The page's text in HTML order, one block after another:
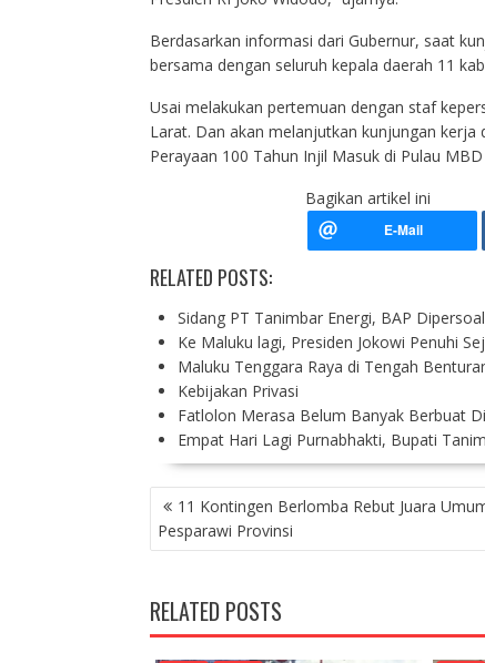
Berdasarkan informasi dari Gubernur, saat
bersama dengan seluruh kepala daerah 11
Usai melakukan pertemuan dengan staf
Larat. Dan akan melanjutkan kunjungan
Perayaan 100 Tahun Injil Masuk di Pulau
Bagikan artikel ini
RELATED POSTS:
Sidang PT Tanimbar Energi, BAP
Ke Maluku lagi, Presiden Jokowi Penuhi
Maluku Tenggara Raya di Tengah
Kebijakan Privasi
Fatlolon Merasa Belum Banyak Berbuat
Empat Hari Lagi Purnabhakti, Bupati
P
O
S
N
A
V
11 Kontingen Berlomba Rebut Juara
Pesparawi Provinsi
RELATED POSTS